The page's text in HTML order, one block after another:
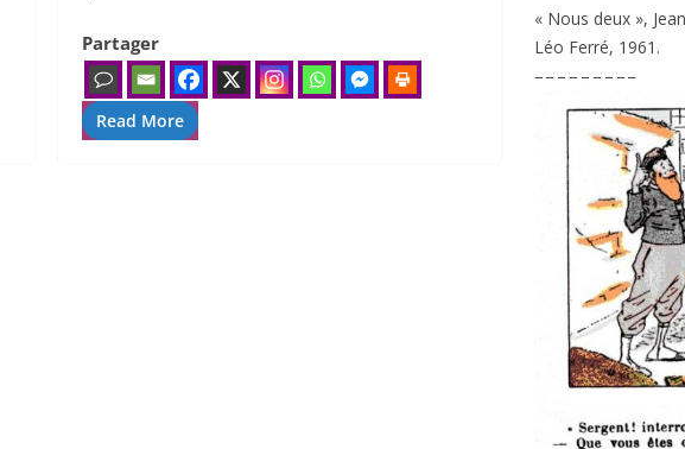
Partager
Read More
« Nous deux »,
Léo Ferré, 1961 .
– – – – – – – – –